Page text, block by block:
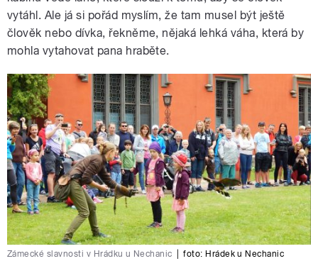
vytáhl. Ale já si pořád myslím, že tam musel být ještě
člověk nebo dívka, řekněme, nějaká lehká váha, která by
mohla vytahovat pana hraběte.
Zámecké slavnosti v Hrádku u Nechanic foto: Hrádek u Nechanic